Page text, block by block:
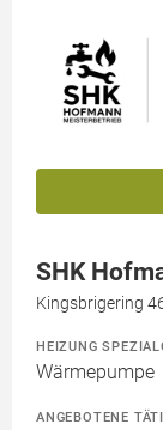
SHK
Kingsbrigering
HEIZUNG
Wärmepumpe
ANGEBOTENE